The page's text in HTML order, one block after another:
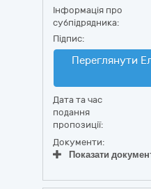
Інформація про
субпідрядника:
Підпис:
Переглянути
Дата та час
подання
пропозиції:
Документи:
Показати